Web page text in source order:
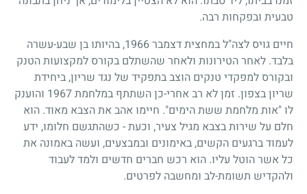
טבעית ובפקחות רבה.
חיים גויס לצה"ל במחצית דצמבר1966, בהיותו בן שבע-עשרה
בלבד. לאחר הטירונות ולאחר שהשתלם בקורס למקצועות הטנק
ובקורס למפקדי טנקים הוצב בתפקיד של נגד שריון, ביחידת
שריון בצפון. זמן לא רב אחרי-כן השתתף במלחמת1967 והוענק
לו "אות מלחמת ששת הימים". חיימו אהב את הצבא מאוד. הוא
חלם על שירות בצבא מגיל צעיר, וכעת- כשהתגשם חלומו, ידע
לעמוד ברגעים הקשים, באימונים ובמבצעים, ועשה באמונה את
כל אשר הוטל עליו. הוא רכש חברים חדשים ולמד לעבוד
ולהקדיש תשומת-לב ומחשבה לפרטים.